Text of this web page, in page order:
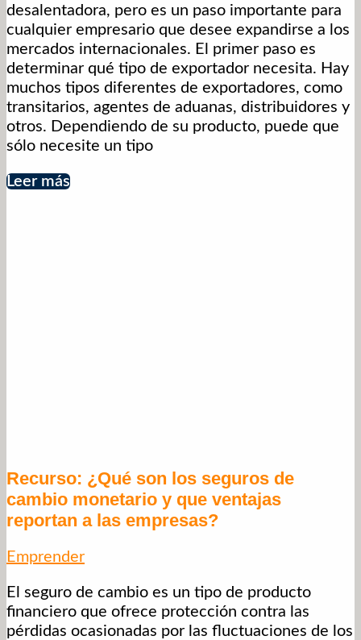
desalentadora, pero es un paso importante para
cualquier empresario que desee expandirse a los
mercados internacionales. El primer paso es
determinar qué tipo de exportador necesita. Hay
muchos tipos diferentes de exportadores, como
transitarios, agentes de aduanas, distribuidores y
otros. Dependiendo de su producto, puede que
sólo necesite un tipo
Leer más
Recurso: ¿Qué son los seguros de
cambio monetario y que ventajas
reportan a las empresas?
Emprender
El seguro de cambio es un tipo de producto
financiero que ofrece protección contra las
pérdidas ocasionadas por las fluctuaciones de los